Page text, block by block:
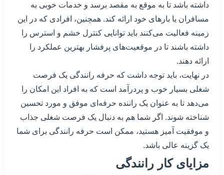
داشته باشد تا به موقع به مقصد برسد و خدمات خوبی به
مسافران یا بارهای خود ارائه کند. همچنین، افرادی که در این
زمینه فعالیت می‌کنند باید توانایی کنترل خشم و استرس را
داشته باشند تا در موقعیت‌های پرفشار بهترین عملکرد را
ارائه دهند.
در نهایت، باید توجه داشت که حرفه رانندگی یک فرصت
شغلی بسیار خوب و پردرآمد است که به افراد این امکان را
می‌دهد تا به عنوان یک راننده حرفه‌ای موفق و مورد تحسین
شناخته شوند. اگر شما هم به دنبال یک فرصت شغلی جذاب
و موفقیت آمیز هستید، ممکن است حرفه رانندگی برای شما
یک گزینه عالی باشد.
مزایای کار رانندگی